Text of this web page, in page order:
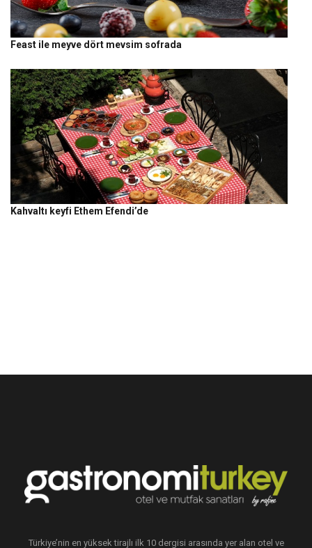
Feast ile meyve dört mevsim sofrada
Kahvaltı keyfi Ethem Efendi’de
Türkiye’nin en yüksek tirajlı ilk 10 dergisi arasında yer alan otel ve